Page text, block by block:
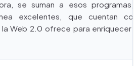
se suman a esos
excelentes, que cuentan
Web 2.0 ofrece para enriquecer